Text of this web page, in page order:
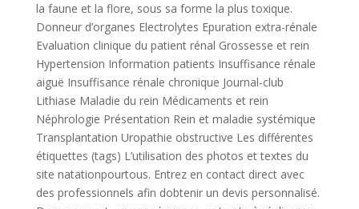
la faune et la flore, sous sa forme la plus toxique.
Donneur d’organes Electrolytes Epuration extra-rénale
Evaluation clinique du patient rénal Grossesse et rein
Hypertension Information patients Insuffisance rénale
aiguë Insuffisance rénale chronique Journal-club
Lithiase Maladie du rein Médicaments et rein
Néphrologie Présentation Rein et maladie systémique
Transplantation Uropathie obstructive Les différentes
étiquettes (tags) L’utilisation des photos et textes du
site natationpourtous. Entrez en contact direct avec
des professionnels afin dobtenir un devis personnalisé.